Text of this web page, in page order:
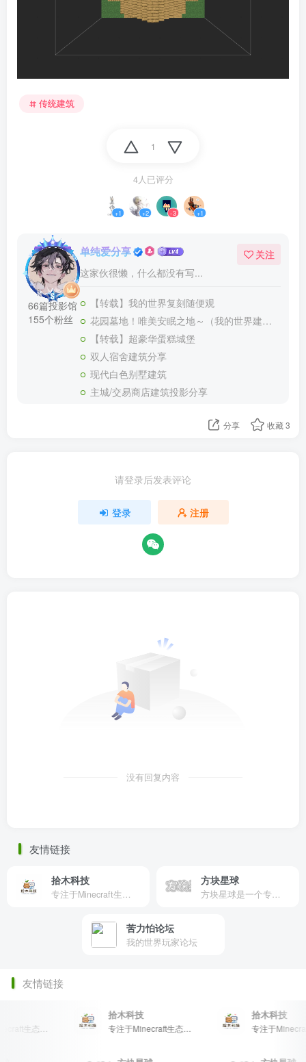
传统建筑
1
4人已评分
+1 +2 -3 +1
66篇投影馆
155个粉丝
单纯爱分享
这家伙很懒，什么都没有写...
关注
【转载】我的世界复刻随便观
花园墓地！唯美安眠之地～（我的世界建筑教程）
【转载】超豪华蛋糕城堡
双人宿舍建筑分享
现代白色别墅建筑
主城/交易商店建筑投影分享
分享 收藏3
请登录后发表评论
登录 注册
没有回复内容
友情链接
拾木科技
专注于Minecraft生态建设
方块星球
方块星球是一个专注于我的世界的中文论坛，提供丰富的资源分享、玩家交流和创意展示，包括地图、皮肤、数据包等内容，打造Minecraft玩家的专属社区乐园！
苦力怕论坛
我的世界玩家论坛
友情链接
专注于Minecraft生态建设
拾木科技
专注于Minecraft生态建设
拾木科技